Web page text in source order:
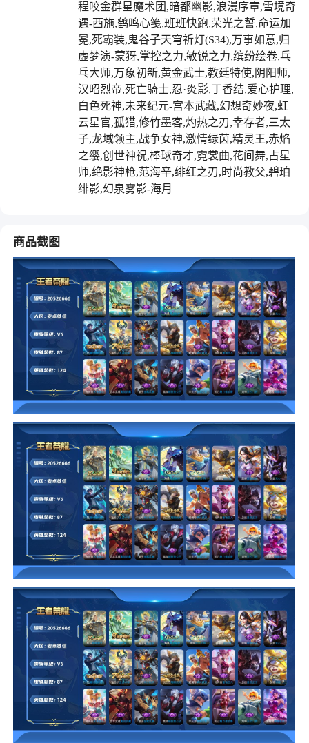
程咬金群星魔术团,暗都幽影,浪漫序章,雪境奇
遇-西施,鹤鸣心笺,班班快跑,荣光之誓,命运加
冕,死霸装,鬼谷子天穹祈灯(S34),万事如意,归
虚梦演-蒙犽,掌控之力,敏锐之力,缤纷绘卷,乓
乓大师,万象初新,黄金武士,教廷特使,阴阳师,
汉昭烈帝,死亡骑士,忍·炎影,丁香结,爱心护理,
白色死神,未来纪元-宫本武藏,幻想奇妙夜,虹
云星官,孤猎,修竹墨客,灼热之刃,幸存者,三太
子,龙域领主,战争女神,激情绿茵,精灵王,赤焰
之缨,创世神祝,棒球奇才,霓裳曲,花间舞,占星
师,绝影神枪,范海辛,绯红之刃,时尚教父,碧珀
绯影,幻泉雾影-海月
商品截图